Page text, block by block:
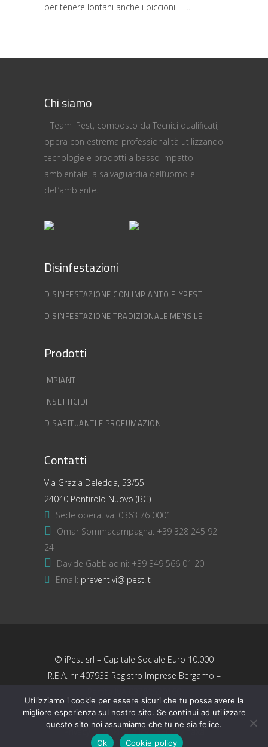
per tenere lontani anche i piccioni.
Chi siamo
Il Team IPest, composto da Tecnici qualificati,
opera con estrema professionalità utilizzando
tecnologie e prodotti a basso impatto
ambientale, a salvaguardia dell’uomo e
dell’ambiente.
Disinfestazioni
DISINFESTAZIONE CON IMPIANTO FLYPEST
DISINFESTAZIONE TRADIZIONALE MENSILE
Prodotti
IMPIANTI
INSETTICIDI
DISABITUANTI E PROFUMAZIONI
Contatti
Via Grazia Deledda, 53/55
24040 Pontirolo Nuovo (BG)
Sede operativa: 0363 76 0001
Omar Sommacampagna: +39 328 245 92
24
Davide Gabbiadini: +39 349 566 01 20
Email: preventivi@ipest.it
© iPest srl – Capitale Sociale Euro 10.000
R.E.A. nr 407933 Registro Imprese Bergamo –
-Cookie Policy- SEO by naxa
Utilizziamo i cookie per essere sicuri che tu possa avere la
migliore esperienza sul nostro sito. Se continui ad utilizzare
questo sito noi assumiamo che tu ne sia felice.
Ok
Cookie policy